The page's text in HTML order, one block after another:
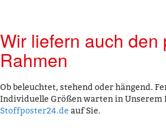
Wir liefern auch den
Rahmen
Ob beleuchtet, stehend oder hängend.
Individuelle Größen warten in Unserem
Stoffposter24.de auf Sie.